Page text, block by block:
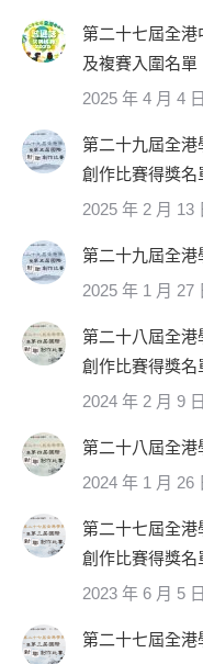
第二十七屆全港
及複賽入圍名單
2025 年 4 月 4 日
第二十九屆全
創作比賽得獎名
2025 年 2 月 13
第二十九屆全港
2025 年 1 月 27
第二十八屆全
創作比賽得獎名
2024 年 2 月 9 日
第二十八屆全港
2024 年 1 月 26
第二十七屆全
創作比賽得獎名
2023 年 6 月 5 日
第二十七屆全港